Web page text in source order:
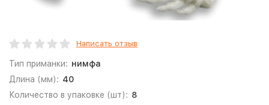
Написать отзыв
Тип приманки: нимфа
Длина (мм): 40
Количество в упаковке (шт): 8